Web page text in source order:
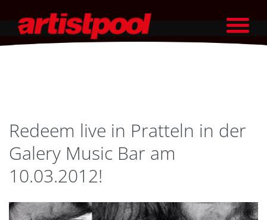
Redeem live in Pratteln in der
Galery Music Bar am
10.03.2012!